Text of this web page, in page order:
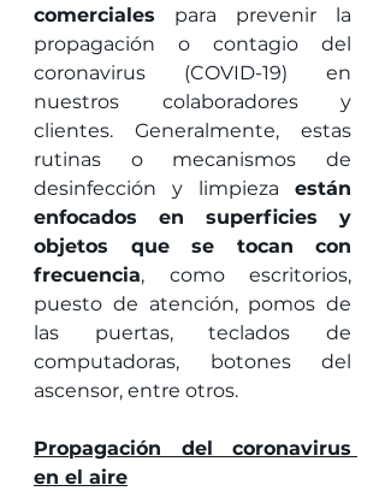
comerciales para prevenir la
propagación o contagio del
coronavirus (COVID-19) en
nuestros colaboradores y
clientes. Generalmente, estas
rutinas o mecanismos de
desinfección y limpieza están
enfocados en superficies y
objetos que se tocan con
frecuencia, como escritorios,
puesto de atención, pomos de
las puertas, teclados de
computadoras, botones del
ascensor, entre otros.
Propagación del coronavirus
en el aire